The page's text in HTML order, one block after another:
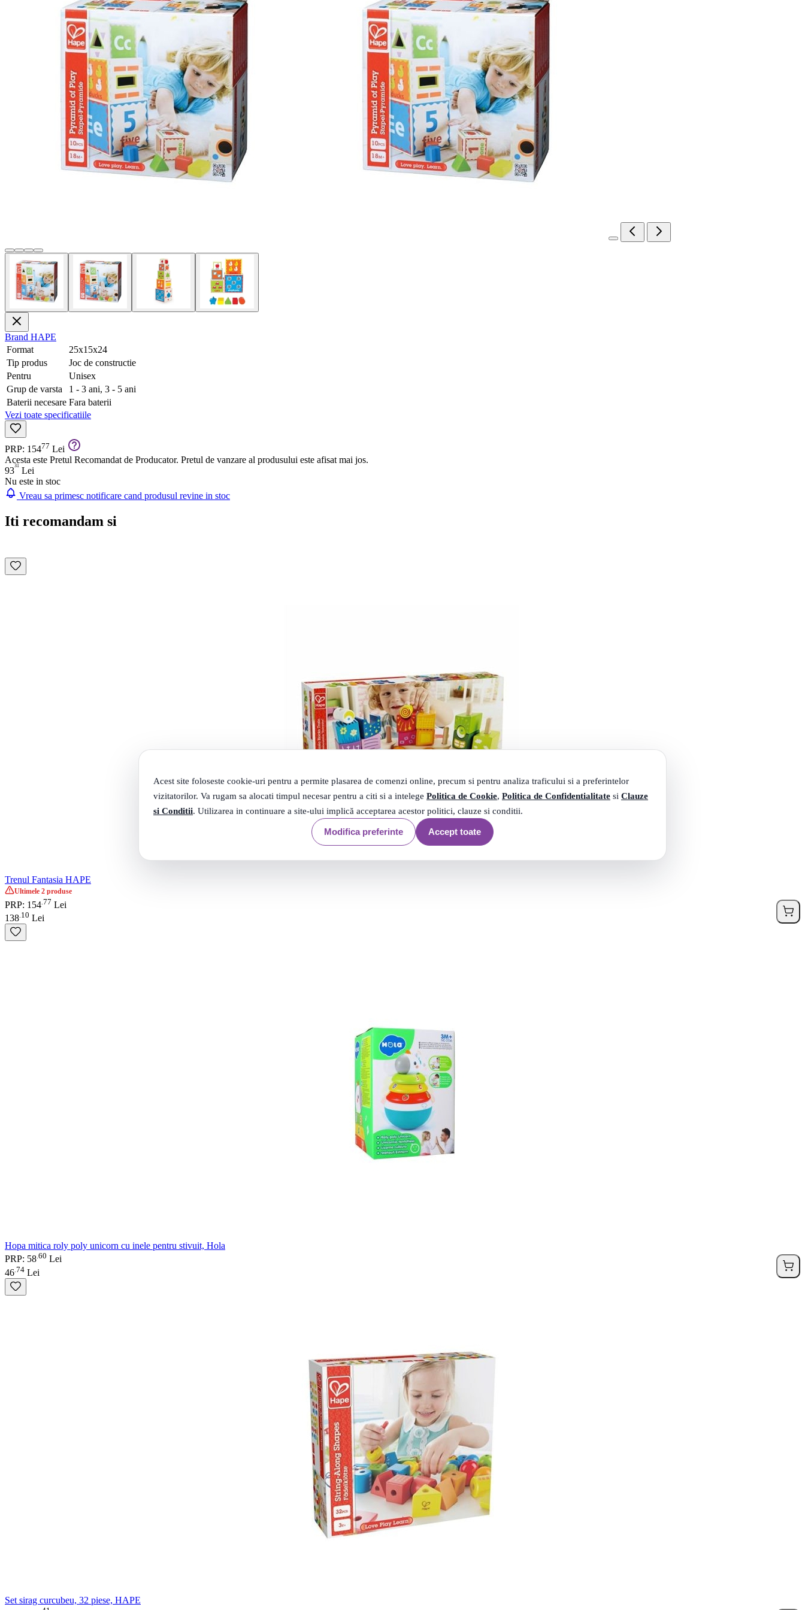
Acest site foloseste cookie-uri pentru a permite plasarea de comenzi online, precum si pentru analiza traficului si a preferintelor
vizitatorilor. Va rugam sa alocati timpul necesar pentru a citi si a intelege Politica de Cookie, Politica de Confidentialitate si Clauze
si Conditii. Utilizarea in continuare a site-ului implică acceptarea acestor politici, clauze si conditii.
Modifica preferinte Accept toate
Brand HAPE
Format
25x15x24
Tip produs
Joc de constructie
Pentru
Unisex
Grup de varsta
1 - 3 ani, 3 - 5 ani
Baterii necesare Fara baterii
Vezi toate specificatiile
PRP: 15477 Lei
Acesta este Pretul Recomandat de Producator. Pretul de vanzare al produsului este afisat mai jos.
9331 Lei
Nu este in stoc
Vreau sa primesc notificare cand produsul revine in stoc
Iti recomandam si
Trenul Fantasia HAPE
Rate 0% dobanda cu TBI
PRP: 154 77 Lei
138 10 Lei
Hopa mitica roly poly unicorn cu inele pentru stivuit, Hola
PRP: 58 60 Lei
46 74 Lei
Set sirag curcubeu, 32 piese, HAPE